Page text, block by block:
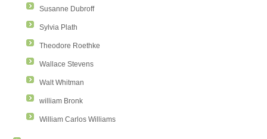
Susanne Dubroff
Sylvia Plath
Theodore Roethke
Wallace Stevens
Walt Whitman
william Bronk
William Carlos Williams